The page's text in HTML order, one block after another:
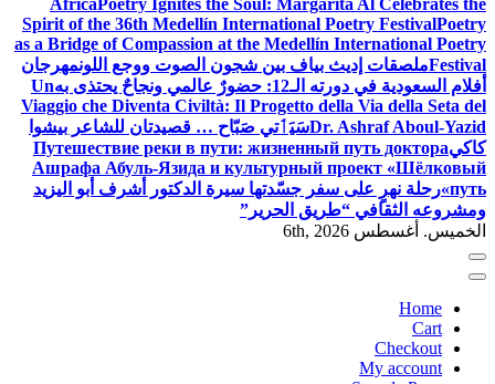
AfricaPoetry Ignites the Soul: Margarita Al Celebrates the
Spirit of the 36th Medellín International Poetry FestivalPoetry
as a Bridge of Compassion at the Medellín International Poetry
Festivalملصقات إديث بياف بين شجون الصوت ووجع اللونمهرجان
أفلام السعودية في دورته الـ12: حضورٌ عالمي ونجاحٌ يحتذى به
Un
Viaggio che Diventa Civiltà: Il Progetto della Via della Seta del
Dr. Ashraf Aboul-Yazidسَيَٲتي صَبّاح … قصيدتان للشاعر بيشوا
كاكيПутешествие реки в пути: жизненный путь доктора
Ашрафа Абуль-Язида и культурный проект «Шёлковый
путь» رحلة نهرٍ على سفر جسّدتها سيرة الدكتور أشرف أبو اليزيد
ومشروعه الثقافي “طريق الحرير”
الخميس. أغسطس 6th, 2026
Home
Cart
Checkout
My account